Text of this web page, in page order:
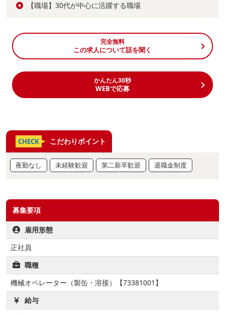
【職場】30代が中心に活躍する職場
完全無料
この求人について話を聞く
かんたん30秒
WEBで応募
CHECK こだわりポイント
夜勤なし 未経験歓迎 第二新卒歓迎 退職金制度
募集要項
雇用形態
正社員
職種
機械オペレーター（製缶・溶接）【73381001】
給与